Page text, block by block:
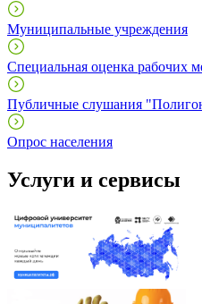
Муниципальные учреждения
Специальная оценка рабочих
Публичные слушания
Опрос населения
Услуги и сервисы